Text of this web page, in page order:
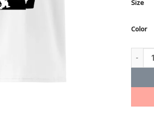
Size
Color
The